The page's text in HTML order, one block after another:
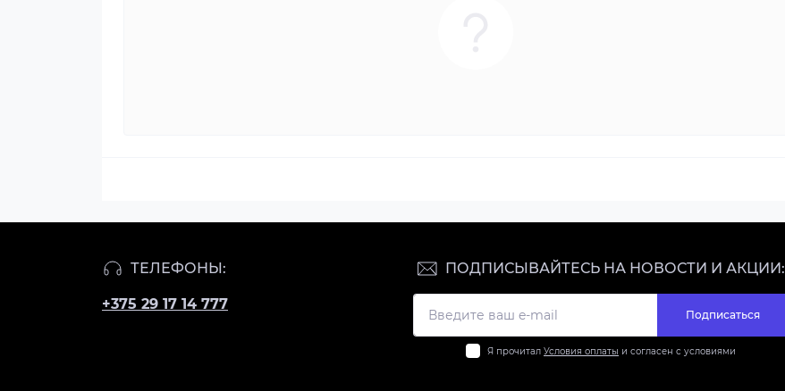
ТЕЛЕФОНЫ:
+375 29 17 14 777
ПОДПИСЫВАЙТЕСЬ НА НОВОСТИ И АКЦИИ:
Подписаться
Я прочитал Условия оплаты и согласен с условиями